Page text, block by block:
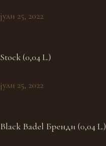
јули 25, 2022
Stock (0,04 L.)
јули 25, 2022
Black Badel Бренди (0,04 L.)